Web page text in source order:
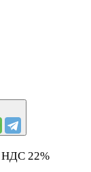
НДС 22%